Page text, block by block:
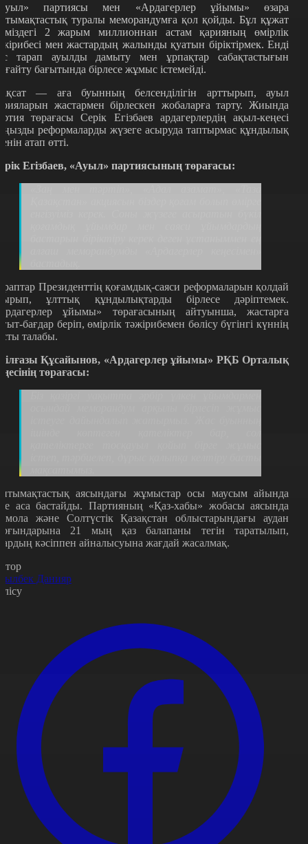
партиясы мен «Ардагерлер ұйымы» өзара
туралы меморандумға қол қойды. Бұл құжат
2 жарым миллионнан астам қарияның өмірлік
мен жастардың жалынды қуатын біріктірмек. Енді
тарап ауылды дамыту мен ұрпақтар сабақтастығын
бағытында бірлесе жұмыс істемейді.
— аға буынның белсенділігін арттырып, ауыл
жастармен бірлескен жобаларға тарту. Жиында
төрағасы Серік Егізбаев ардагерлердің ақыл-кеңесі
реформаларды жүзеге асыруда таптырмас құндылық
атап өтті.
Егізбаев, «Ауыл» партиясының төрағасы:
Президенттің қоғамдық-саяси реформаларын қолдай
ұлттық құндылықтарды бірлесе дәріптемек.
ұйымы» төрағасының айтуынша, жастарға
бағдар беріп, өмірлік тәжірибемен бөлісу бүгінгі күннің
талабы.
Құсайынов, «Ардагерлер ұйымы» РҚБ Орталық
төрағасы:
аясындағы жұмыстар осы маусым айында
аса бастайды. Партияның «Қаз-хабы» жобасы аясында
және Солтүстік Қазақстан облыстарындағы аудан
21 мың қаз балапаны тегін таратылып,
кәсіппен айналысуына жағдай жасалмақ.
Данияр